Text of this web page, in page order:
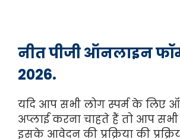
नीत पीजी ऑनलाइन
2026.
यदि आप सभी लोग स्पर्म के लिए
अप्लाई करना चाहते हैं तो आप
इसके आवेदन की प्रक्रिया की